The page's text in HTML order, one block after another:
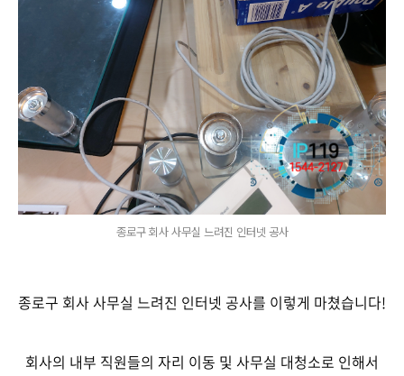
종로구 회사 사무실 느려진 인터넷 공사
종로구 회사 사무실 느려진 인터넷 공사를 이렇게 마쳤습니다!
회사의 내부 직원들의 자리 이동 및 사무실 대청소로 인해서